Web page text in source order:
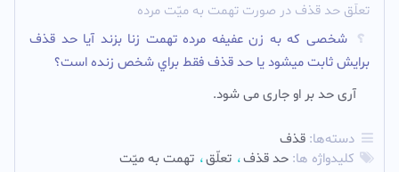
تعلّق حد قذف در صورت تهمت به میّت مرده
شخصی که به زن عفیفه مرده تهمت زنا بزند آیا حد قذف
برايش ثابت ميشود يا حد قذف فقط براي شخص زنده است؟
آری حد بر او جاری می شود.‌
دسته‌ها: قذف
کلیدواژه ها: حد قذف تعلّق تهمت به ميّت